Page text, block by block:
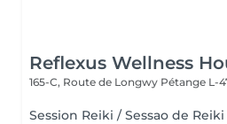
Reflexus Wellness
165-C, Route de Longwy Pétange L-
Session Reiki / Sessao de Reiki